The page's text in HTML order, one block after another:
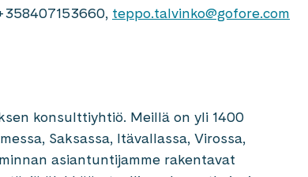
teppo.talvinko@gofore.com
konsulttiyhtiö. Meillä on yli 1400
Saksassa, Itävallassa, Virossa,
asiantuntijamme rakentavat